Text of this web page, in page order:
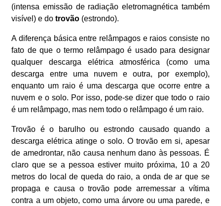
(intensa emissão de radiação eletromagnética também
visível) e dotrovão (estrondo).
A diferença básica entre relâmpagos e raios consiste no
fato de que o termo relâmpago é usado para designar
qualquer descarga elétrica atmosférica (como uma
descarga entre uma nuvem e outra, por exemplo),
enquanto um raio é uma descarga que ocorre entre a
nuvem e o solo. Por isso, pode-se dizer que todo o raio
é um relâmpago, mas nem todo o relâmpago é um raio.
Trovão é o barulho ou estrondo causado quando a
descarga elétrica atinge o solo. O trovão em si, apesar
de amedrontar, não causa nenhum dano às pessoas. É
claro que se a pessoa estiver muito próxima, 10 a 20
metros do local de queda do raio, a onda de ar que se
propaga e causa o trovão pode arremessar a vítima
contra a um objeto, como uma árvore ou uma parede, e